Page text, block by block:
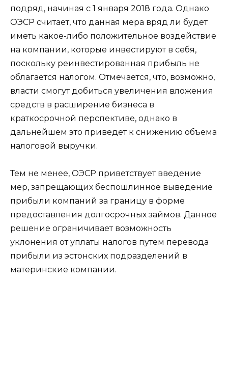
подряд, начиная с 1 января 2018 года. Однако
ОЭСР считает, что данная мера вряд ли будет
иметь какое-либо положительное воздействие
на компании, которые инвестируют в себя,
поскольку реинвестированная прибыль не
облагается налогом. Отмечается, что, возможно,
власти смогут добиться увеличения вложения
средств в расширение бизнеса в
краткосрочной перспективе, однако в
дальнейшем это приведет к снижению объема
налоговой выручки.
Тем не менее, ОЭСР приветствует введение
мер, запрещающих беспошлинное выведение
прибыли компаний за границу в форме
предоставления долгосрочных займов. Данное
решение ограничивает возможность
уклонения от уплаты налогов путем перевода
прибыли из эстонских подразделений в
материнские компании.